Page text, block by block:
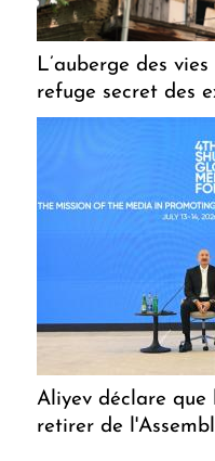
L’auberge des
refuge secret des
Aliyev déclare
retirer de